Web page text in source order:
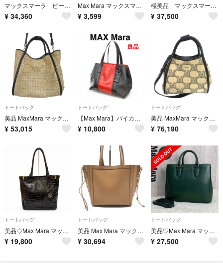
マックスマーラ ビーチウェア ブラバビーチ キャンバス トートバッグ 大容量
¥ 34,360
Max Mara マックスマーラ ハンドバッグ 革 レディース
¥ 3,599
極美品 マックスマーラ トートバッグ 2way レザー 濃紺色 ロゴ 肩掛け◎
¥ 37,500
トートバッグ
美品 MaxMara マックスマーラ マリン 2WAY トートバッグ ショルダーバッグ ベージュ×ブラック レディース 古着 中古 USED
¥ 53,015
トートバッグ
【Max Mara】バイカラー★レザー★トートバッグ【マックスマーラ】
¥ 10,800
トートバッグ
美品 MaxMara マックスマーラ グラム マリン 2WAY トートバッグ ショルダーバッグ スマホショルダーバッグ付き ベージュ×ブラック レディース 古着 中古 USED
¥ 76,190
トートバッグ
美品◇Max Mara マックスマーラ クロコエンボス ベルトデザイン チャーム付 レザー トートバッグ ブラウン ゴールド金具 イタリア製 レディース
¥ 19,800
トートバッグ
美品 Max Mara マックスマーラ トート バッグ 肩掛け レザー 編み込み シンプル レディース ブラウン 通勤 通学 ブランド 鞄 k7751
¥ 30,694
トートバッグ
美品♡Max Mara マックスマーラ ロゴ レザー 2way トートバッグ 緑
¥ 27,500